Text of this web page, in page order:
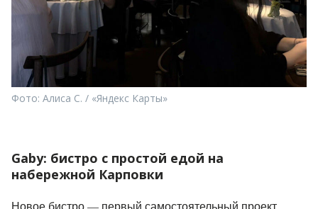
Фото: Алиса С. / «Яндекс Карты»
Gaby: бистро с простой едой на
набережной Карповки
Новое бистро — первый самостоятельный проект